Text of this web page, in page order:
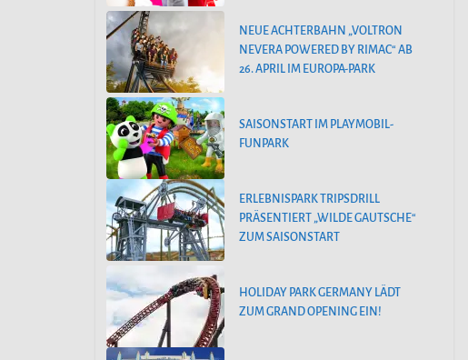
NEUE ACHTERBAHN „VOLTRON
NEVERA POWERED BY RIMAC“ AB
26. APRIL IM EUROPA-PARK
SAISONSTART IM PLAYMOBIL-
FUNPARK
ERLEBNISPARK TRIPSDRILL
PRÄSENTIERT „WILDE GAUTSCHE“
ZUM SAISONSTART
HOLIDAY PARK GERMANY LÄDT
ZUM GRAND OPENING EIN!